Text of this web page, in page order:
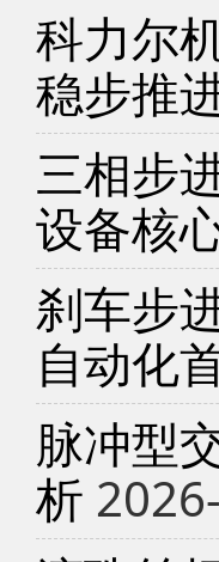
科力尔
稳步推
三相步
设备核
刹车步
自动化
脉冲型
析